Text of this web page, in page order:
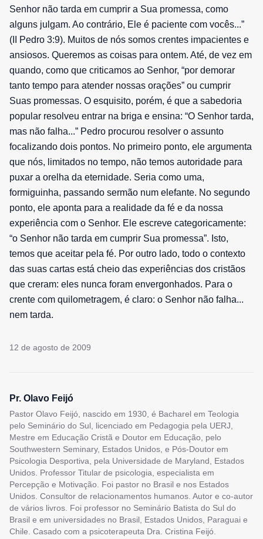
Senhor não tarda em cumprir a Sua promessa, como
alguns julgam. Ao contrário, Ele é paciente com vocês...”
(II Pedro 3:9). Muitos de nós somos crentes impacientes e
ansiosos. Queremos as coisas para ontem. Até, de vez em
quando, como que criticamos ao Senhor, “por demorar
tanto tempo para atender nossas orações” ou cumprir
Suas promessas. O esquisito, porém, é que a sabedoria
popular resolveu entrar na briga e ensina: “O Senhor tarda,
mas não falha...” Pedro procurou resolver o assunto
focalizando dois pontos. No primeiro ponto, ele argumenta
que nós, limitados no tempo, não temos autoridade para
puxar a orelha da eternidade. Seria como uma,
formiguinha, passando sermão num elefante. No segundo
ponto, ele aponta para a realidade da fé e da nossa
experiência com o Senhor. Ele escreve categoricamente:
“o Senhor não tarda em cumprir Sua promessa”. Isto,
temos que aceitar pela fé. Por outro lado, todo o contexto
das suas cartas está cheio das experiências dos cristãos
que creram: eles nunca foram envergonhados. Para o
crente com quilometragem, é claro: o Senhor não falha...
nem tarda.
12 de agosto de 2009
Pr. Olavo Feijó
Pastor Olavo Feijó, nascido em 1930, é Bacharel em Teologia
pelo Seminário do Sul, licenciado em Pedagogia pela UERJ,
Mestre em Educação Cristã e Doutor em Educação, pelo
Southwestern Seminary, Estados Unidos, e Pós-Doutor em
Psicologia Desportiva, pela Universidade de Maryland, Estados
Unidos. Professor Titular de psicologia, especialista em
Percepção e Motivação. Foi pastor no Brasil e nos Estados
Unidos. Consultor de relacionamentos humanos. Autor e co-autor
de vários livros. Foi professor no Seminário Batista do Sul do
Brasil e em universidades no Brasil, Estados Unidos, Paraguai e
Chile. Casado com a psicoterapeuta Dra. Cristina Feijó.